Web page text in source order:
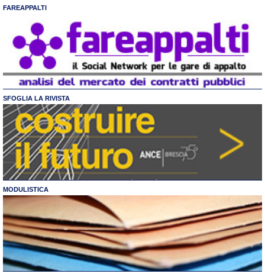
FAREAPPALTI
SFOGLIA LA RIVISTA
MODULISTICA